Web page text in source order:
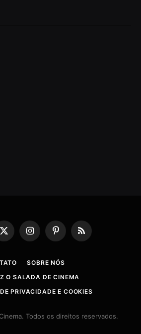
X
(Twitter)
InstagramPinterestRSS
SOBRE NÓS
O SALADA DE CINEMA
PRIVACIDADE E COOKIES
Todos os direitos reservados.